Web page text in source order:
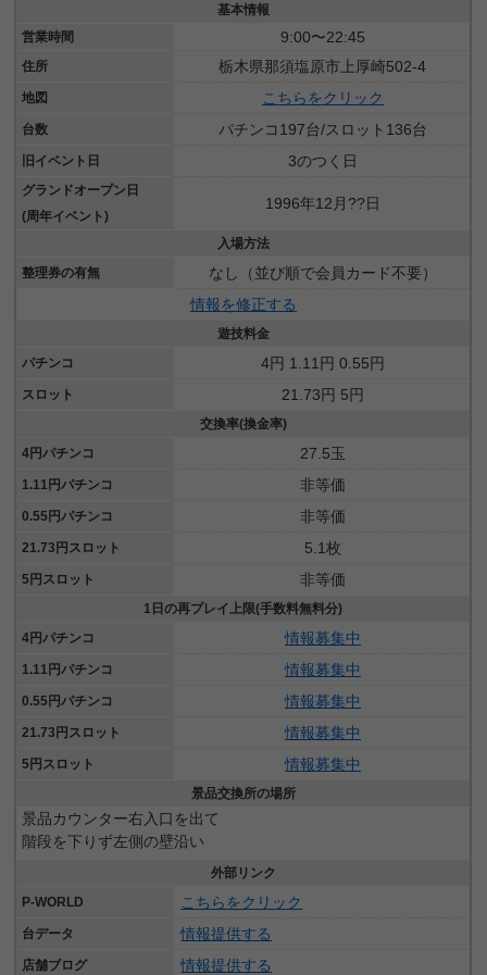
基本情報
営業時間
9:00〜22:45
住所 栃木県那須塩原市上厚崎502-4
地図 こちらをクリック
台数 パチンコ197台/スロット136台
旧イベント日 3のつく日
グランドオープン日
(周年イベント)
1996年12月??日
入場方法
整理券の有無
なし（並び順で会員カード不要）
情報を修正する
遊技料金
パチンコ
4円 1.11円 0.55円
スロット 21.73円 5円
交換率(換金率)
4円パチンコ
27.5玉
1.11円パチンコ 非等価
0.55円パチンコ 非等価
21.73円スロット 5.1枚
5円スロット 非等価
1日の再プレイ上限(手数料無料分)
4円パチンコ
情報募集中
1.11円パチンコ 情報募集中
0.55円パチンコ 情報募集中
21.73円スロット 情報募集中
5円スロット 情報募集中
景品交換所の場所
景品カウンター右入口を出て
階段を下りず左側の壁沿い
外部リンク
P-WORLD
こちらをクリック
台データ 情報提供する
店舗ブログ 情報提供する